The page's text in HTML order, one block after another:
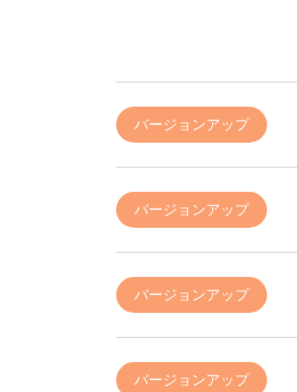
バージョンアップ
バージョンアップ
バージョンアップ
バージョンアップ